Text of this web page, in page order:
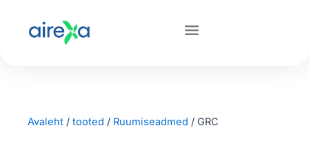
Avaleht / tooted / Ruumiseadmed / GRC